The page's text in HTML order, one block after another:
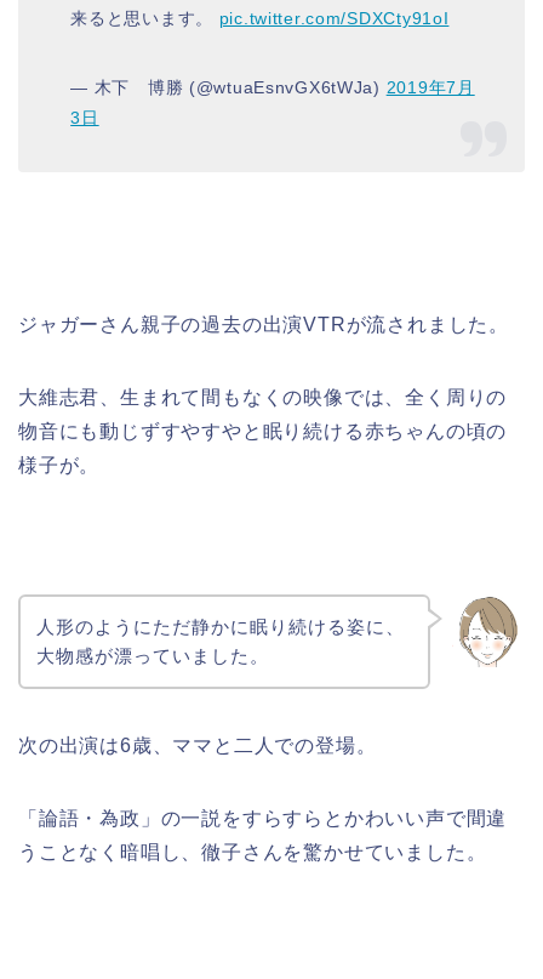
来ると思います。 pic.twitter.com/SDXCty91oI
— 木下 博勝 (@wtuaEsnvGX6tWJa) 2019年7月
3日
ジャガーさん親子の過去の出演VTRが流されました。
大維志君、生まれて間もなくの映像では、全く周りの
物音にも動じずすやすやと眠り続ける赤ちゃんの頃の
様子が。
人形のようにただ静かに眠り続ける姿に、
大物感が漂っていました。
次の出演は6歳、ママと二人での登場。
「論語・為政」の一説をすらすらとかわいい声で間違
うことなく暗唱 し、徹子さんを驚かせていました。